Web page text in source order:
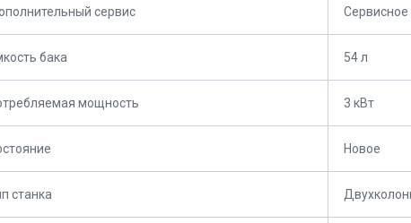
сервис
бака 54 л
мощность 3 кВт
Новое
станка